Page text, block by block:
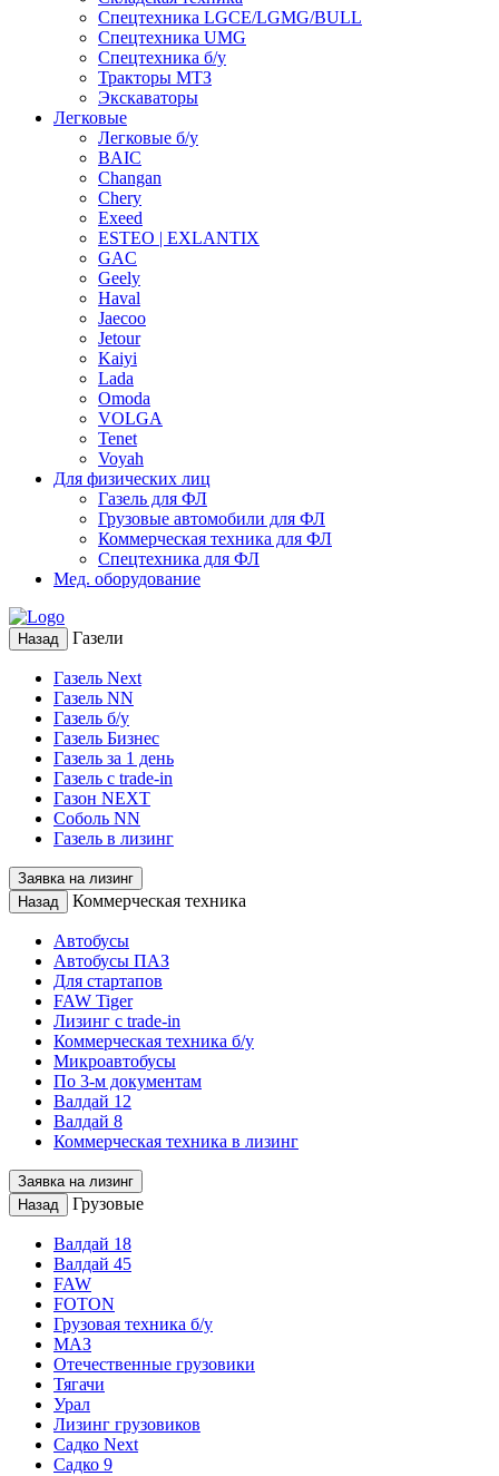
Спецтехника LGCE/LGMG/BULL
Спецтехника UMG
Спецтехника б/у
Тракторы МТЗ
Экскаваторы
Легковые
Легковые б/у
BAIC
Changan
Chery
Exeed
ESTEO | EXLANTIX
GAC
Geely
Haval
Jaecoo
Jetour
Kaiyi
Lada
Omoda
VOLGA
Tenet
Voyah
Для физических лиц
Газель для ФЛ
Грузовые автомобили для ФЛ
Коммерческая техника для ФЛ
Спецтехника для ФЛ
Мед. оборудование
Назад Газели
Газель Next
Газель NN
Газель б/у
Газель Бизнес
Газель за 1 день
Газель с trade-in
Газон NEXT
Соболь NN
Газель в лизинг
Заявка на лизинг
Назад
Коммерческая техника
Автобусы
Автобусы ПАЗ
Для стартапов
FAW Tiger
Лизинг с trade-in
Коммерческая техника б/у
Микроавтобусы
По 3-м документам
Валдай 12
Валдай 8
Коммерческая техника в лизинг
Заявка на лизинг
Назад
Грузовые
Валдай 18
Валдай 45
FAW
FOTON
Грузовая техника б/у
МАЗ
Отечественные грузовики
Тягачи
Урал
Лизинг грузовиков
Садко Next
Садко 9